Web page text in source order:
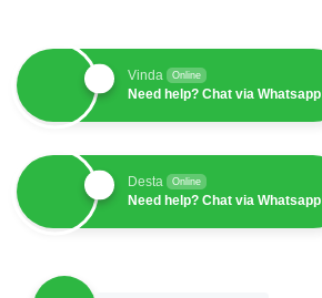
Vinda Online
Need help? Chat via Whatsapp
Desta Online
Need help? Chat via Whatsapp